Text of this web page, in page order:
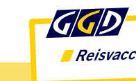
Direct naar inhoud
Direct naar hoofdnavigatie
Direct naar zoekfunctie